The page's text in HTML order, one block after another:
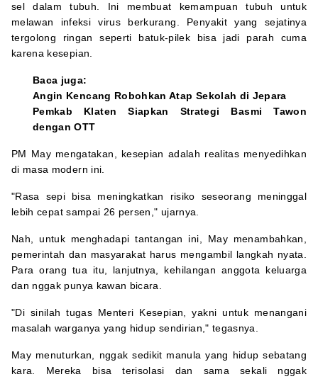
sel dalam tubuh. Ini membuat kemampuan tubuh untuk
melawan infeksi virus berkurang. Penyakit yang sejatinya
tergolong ringan seperti batuk-pilek bisa jadi parah cuma
karena kesepian.
Baca juga:
Angin Kencang Robohkan Atap Sekolah di Jepara
Pemkab Klaten Siapkan Strategi Basmi Tawon
dengan OTT
PM May mengatakan, kesepian adalah realitas menyedihkan
di masa modern ini.
"Rasa sepi bisa meningkatkan risiko seseorang meninggal
lebih cepat sampai 26 persen," ujarnya.
Nah, untuk menghadapi tantangan ini, May menambahkan,
pemerintah dan masyarakat harus mengambil langkah nyata.
Para orang tua itu, lanjutnya, kehilangan anggota keluarga
dan nggak punya kawan bicara.
"Di sinilah tugas Menteri Kesepian, yakni untuk menangani
masalah warganya yang hidup sendirian," tegasnya.
May menuturkan, nggak sedikit manula yang hidup sebatang
kara. Mereka bisa terisolasi dan sama sekali nggak